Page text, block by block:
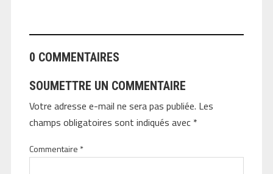
0 COMMENTAIRES
SOUMETTRE UN COMMENTAIRE
Votre adresse e-mail ne sera pas publiée. Les
champs obligatoires sont indiqués avec *
Commentaire *